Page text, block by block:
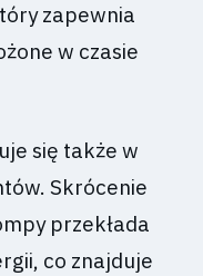
zapewnia
w czasie
się także w
Skrócenie
przekłada
co znajduje